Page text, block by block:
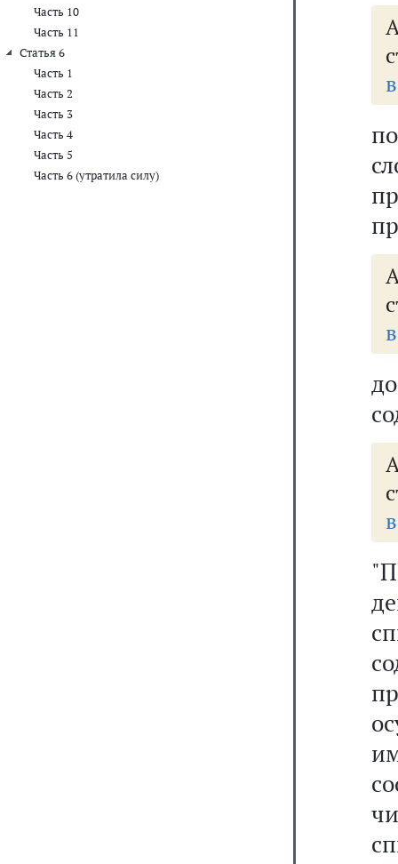
Часть 10
Часть 11
Статья 6
Часть 1
Часть 2
Часть 3
Часть 4
Часть 5
Часть 6 (утратила силу)